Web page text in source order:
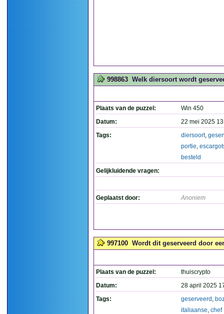
998863 Welk diersoort wordt
Plaats van de puzzel:
Win 450
Datum:
22 mei 2025
Tags:
diersoort,
portie,
besteld
Gelijkluidende vragen:
Geplaatst door: Anoniem
997100 Wordt dit geserveerd door
Plaats van de puzzel:
thuiscrypto
Datum:
28 april 2025
Tags:
geserveerd ,
italiaanse, chef